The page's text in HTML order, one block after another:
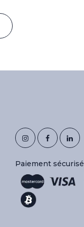
Paiement sécurisé